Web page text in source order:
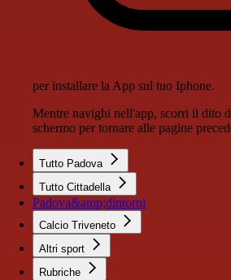
per installare la App sul tuo Iphone.
Mentre navighi nell'app, scorri il dito
schermo per tornare alle pagine
Tutto Padova
Tutto Cittadella
Padova&amp;dintorni
Calcio Triveneto
Altri sport
Rubriche